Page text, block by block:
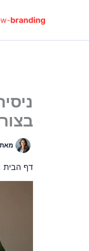
מאת
דף הבית